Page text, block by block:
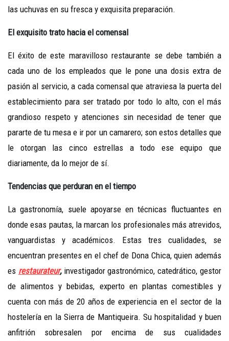
las uchuvas en su fresca y exquisita preparación.
El exquisito trato hacia el comensal
El éxito de este maravilloso restaurante se debe también a
cada uno de los empleados que le pone una dosis extra de
pasión al servicio, a cada comensal que atraviesa la puerta del
establecimiento para ser tratado por todo lo alto, con el más
grandioso respeto y atenciones sin necesidad de tener que
pararte de tu mesa e ir por un camarero; son estos detalles que
le otorgan las cinco estrellas a todo ese equipo que
diariamente, da lo mejor de sí.
Tendencias que perduran en el tiempo
La gastronomía, suele apoyarse en técnicas fluctuantes en
donde esas pautas, la marcan los profesionales más atrevidos,
vanguardistas y académicos. Estas tres cualidades, se
encuentran presentes en el chef de Dona Chica, quien además
es restaurateur,investigador gastronómico, catedrático, gestor
de alimentos y bebidas, experto en plantas comestibles y
cuenta con más de 20 años de experiencia en el sector de la
hostelería en la Sierra de Mantiqueira. Su hospitalidad y buen
anfitrión sobresalen por encima de sus cualidades